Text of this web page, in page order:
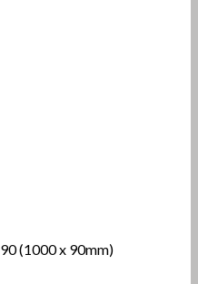
(1000 x 90mm)